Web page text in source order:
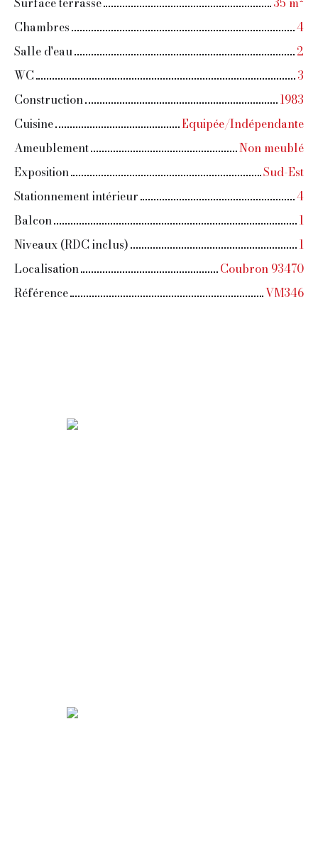
Chambres
4
Salle d'eau
2
WC
3
Construction
1983
Cuisine
Equipée/Indépendante
Ameublement
Non meublé
Exposition
Sud-Est
Stationnement intérieur
4
Balcon
1
Niveaux (RDC inclus)
1
Localisation
Coubron 93470
Référence
VM346